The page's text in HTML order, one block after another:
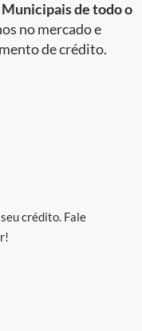
de todo o
no mercado e
de crédito.
crédito. Fale